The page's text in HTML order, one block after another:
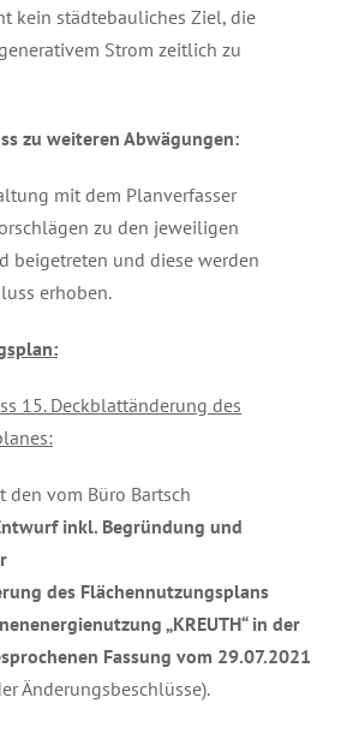
kein städtebauliches Ziel, die
Strom zeitlich zu
zu weiteren Abwägungen:
mit dem Planverfasser
zu den jeweiligen
beigetreten und diese werden
erhoben.
15. Deckblattänderung des
vom Büro Bartsch
inkl. Begründung und
des Flächennutzungsplans
„KREUTH“ in der
Fassung vom 29.07.2021
Änderungsbeschlüsse).